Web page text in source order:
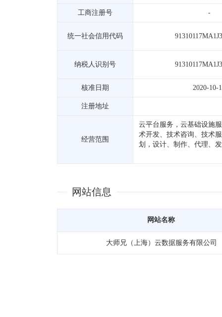
工商注册号 -
统一社会信用代码
纳税人识别号
核准日期 2020-10-
注册地址
经营范围
云平台服务，云基础设施
术开发、技术咨询、技术
划，设计、制作、代理、
网站信息
网站名称
大师兄（上海）云数据服务有限公司